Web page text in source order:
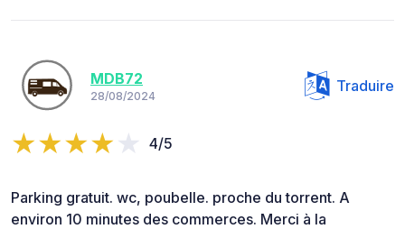
MDB72
28/08/2024
Traduire
4/5
Parking gratuit. wc, poubelle. proche du torrent. A
environ 10 minutes des commerces. Merci à la